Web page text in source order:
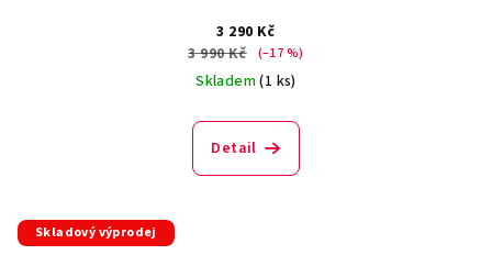
3 290 Kč
3 990 Kč
(–17 %)
Skladem(1 ks)
Detail
Skladový výprodej